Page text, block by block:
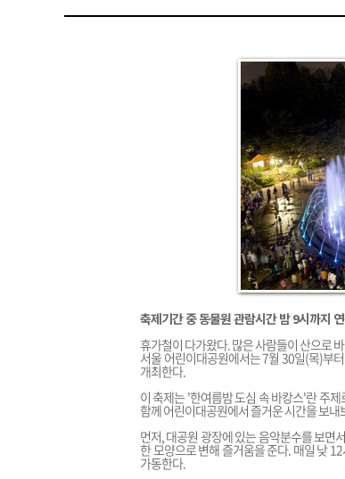
축제기간 중 동물원 관람시간 밤 9시까지
휴가철이 다가왔다. 많은 사람들이 산으로
서울 어린이대공원에서는 7월 30일(목)부
개최한다.
이 축제는 '한여름밤 도심 속 바캉스'란 주
함께 어린이대공원에서 즐거운 시간을 보내
먼저, 대공원 광장에 있는 음악분수를 보면
한 모양으로 변해 즐거움을 준다. 매일 낮
가동한다.